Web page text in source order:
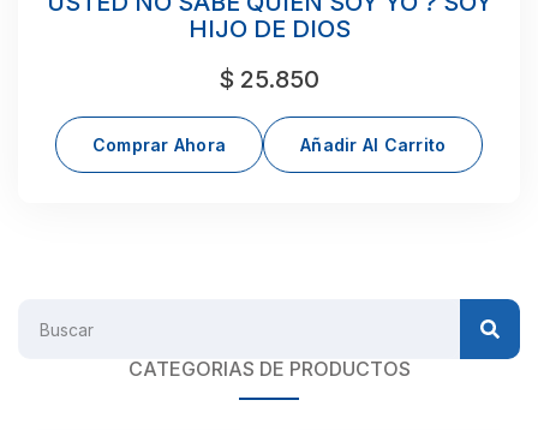
HIJO DE DIOS
$ 25.850
Comprar Ahora Añadir Al Carrito
CATEGORIAS DE PRODUCTOS